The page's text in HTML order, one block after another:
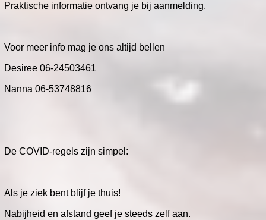
Praktische informatie ontvang je bij aanmelding.
Voor meer info mag je ons altijd bellen
Desiree 06-24503461
Nanna 06-53748816
De COVID-regels zijn simpel:
Als je ziek bent blijf je thuis!
Nabijheid en afstand geef je steeds zelf aan.